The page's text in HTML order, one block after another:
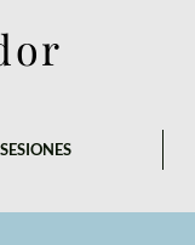
SESIONES